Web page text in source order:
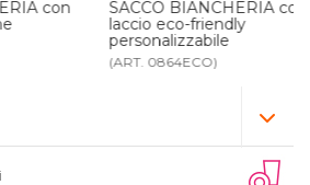
con
SACCO BIANCHERIA con
laccio eco-friendly
personalizzabile
(ART. 0864ECO)